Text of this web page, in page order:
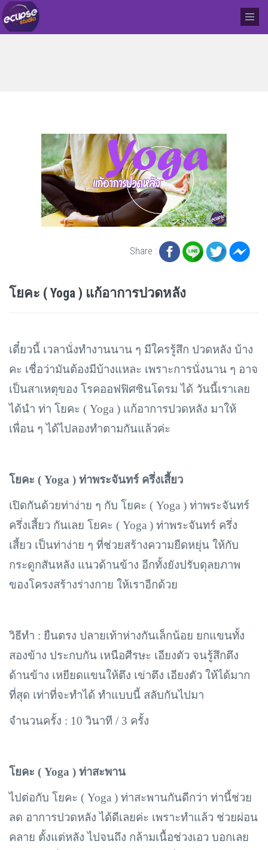
Share :
โยคะ ( Yoga ) แก้อาการปวดหลัง
เดี๋ยวนี้ เวลานั่งทำงานนาน ๆ มีใครรู้สึก ปวดหลัง บ้าง
คะ เชื่อว่ามันต้องมีบ้างแหละ เพราะการนั่งนาน ๆ อาจ
เป็นสาเหตุของ โรคออฟฟิศซินโดรม ได้ วันนี้เราเลย
ได้นำ ท่า โยคะ ( Yoga ) แก้อาการปวดหลัง มาให้
เพื่อน ๆ ได้ไปลองทำตามกันแล้วค่ะ
โยคะ ( Yoga ) ท่าพระจันทร์ ครึ่งเสี้ยว
เปิดกันด้วยท่าง่าย ๆ กับ โยคะ ( Yoga ) ท่าพระจันทร์
ครึ่งเสี้ยว กันเลย โยคะ ( Yoga ) ท่าพระจันทร์ ครึ่ง
เสี้ยว เป็นท่าง่าย ๆ ที่ช่วยสร้างความยืดหยุ่น ให้กับ
กระดูกสันหลัง แนวด้านข้าง อีกทั้งยังปรับดุลยภาพ
ของโครงสร้างร่างกาย ให้เราอีกด้วย
วิธีทำ : ยืนตรง ปลายเท้าห่างกันเล็กน้อย ยกแขนทั้ง
สองข้าง ประกบกัน เหนือศีรษะ เอียงตัว จนรู้สึกตึง
ด้านข้าง เหยียดแขนให้ตึง เข่าตึง เอียงตัว ให้ได้มาก
ที่สุด เท่าที่จะทำได้ ทำแบบนี้ สลับกันไปมา
จำนวนครั้ง : 10 วินาที / 3 ครั้ง
โยคะ ( Yoga ) ท่าสะพาน
ไปต่อกับ โยคะ ( Yoga ) ท่าสะพานกันดีกว่า ท่านี้ช่วย
ลด อาการปวดหลัง ได้ดีเลยค่ะ เพราะทำแล้ว ช่วยผ่อน
คลาย ตั้งแต่หลัง ไปจนถึง กล้ามเนื้อช่วงเอว บอกเลย